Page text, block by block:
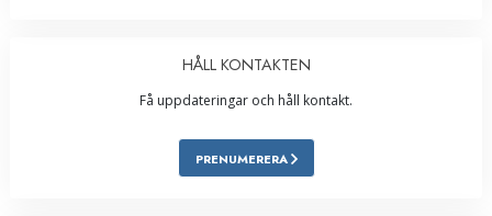
HÅLL KONTAKTEN
Få uppdateringar och håll kontakt.
PRENUMERERA